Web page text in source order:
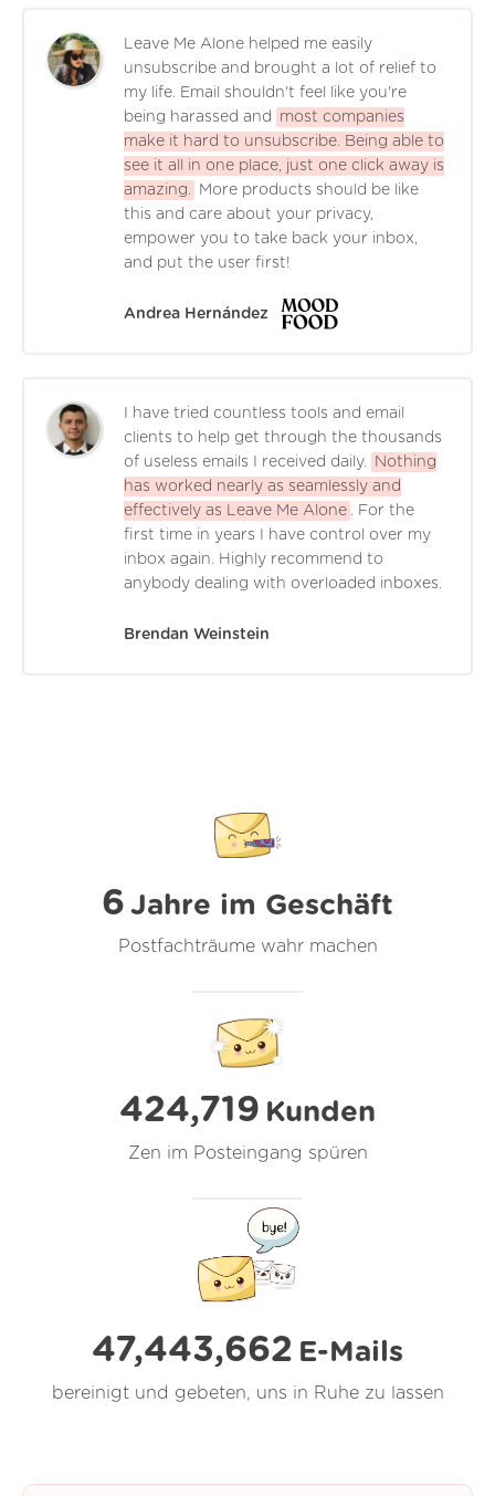
Leave Me Alone helped me easily
unsubscribe and brought a lot of relief to
my life. Email shouldn't feel like you're
being harassed and
most companies
make it hard to unsubscribe. Being able to
see it all in one place, just one click away is
amazing.
More products should be like
this and care about your privacy,
empower you to take back your inbox,
and put the user first!
Andrea Hernández
I have tried countless tools and email
clients to help get through the thousands
of useless emails I received daily.
Nothing
has worked nearly as seamlessly and
effectively as Leave Me Alone . For the
first time in years I have control over my
inbox again. Highly recommend to
anybody dealing with overloaded inboxes.
Brendan Weinstein
6 Jahre im Geschäft
Postfachträume wahr machen
424,719 Kunden
Zen im Posteingang spüren
47,443,662 E-Mails
bereinigt und gebeten, uns in Ruhe zu lassen